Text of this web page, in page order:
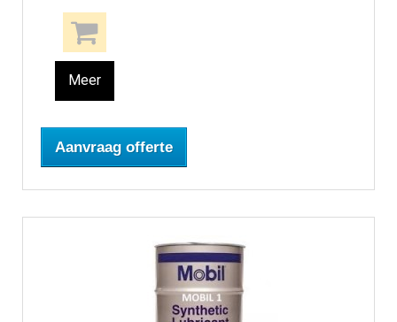
Meer
Aanvraag offerte